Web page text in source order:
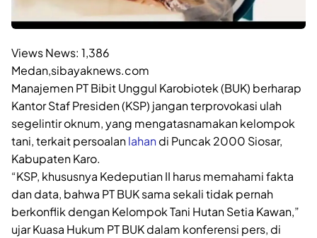
Views News: 1,386
Medan,sibayaknews.com
Manajemen PT Bibit Unggul Karobiotek (BUK) berharap
Kantor Staf Presiden (KSP) jangan terprovokasi ulah
segelintir oknum, yang mengatasnamakan kelompok
tani, terkait persoalanlahandi Puncak 2000 Siosar,
Kabupaten Karo.
“KSP, khususnya Kedeputian II harus memahami fakta
dan data, bahwa PT BUK sama sekali tidak pernah
berkonflik dengan Kelompok Tani Hutan Setia Kawan,”
ujar Kuasa Hukum PT BUK dalam konferensi pers, di